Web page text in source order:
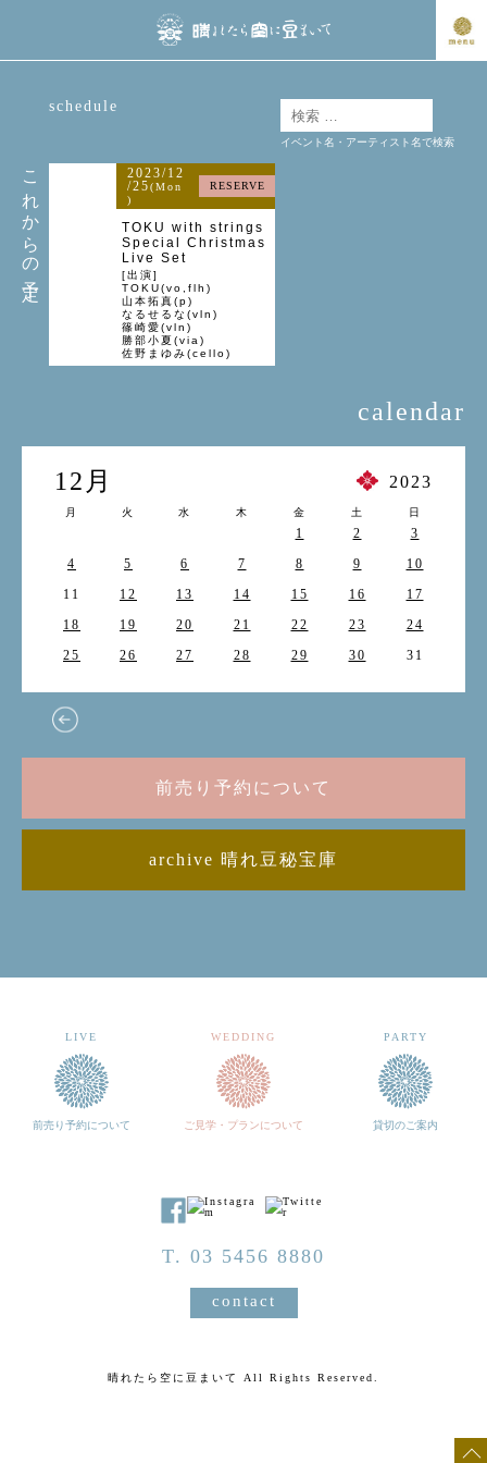
これからの予定
schedule
2023/12
/25(Mon
)
RESERVE
TOKU with strings
Special Christmas
Live Set
[出演]
TOKU(vo,flh)
山本拓真(p)
なるせるな(vln)
篠崎愛(vln)
勝部小夏(via)
佐野まゆみ(cello)
calendar
12月 2023
月 火 水 木 金 土 日
1 2
3
4
5 6 7 8 9
10
11
12 13 14 15 16
17
18
19 20 21 22 23
24
25
26 27 28 29 30 31
イベント名・アーティスト名で検索
前売り予約について
archive 晴れ豆秘宝庫
LIVE
前売り予約について
WEDDING
ご見学・プランについて
PARTY
貸切のご案内
T. 03 5456 8880
contact
晴れたら空に豆まいて All Rights Reserved.